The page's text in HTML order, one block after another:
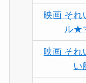
映画 それ
ル★
映画 それ
い